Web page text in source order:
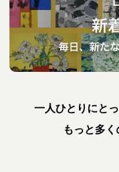
一人ひとりにと
もっと多く